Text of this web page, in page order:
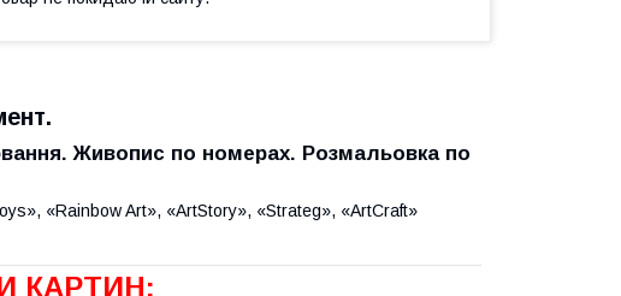
Живопис по номерах. Розмальовка по
«Rainbow Art», «ArtStory», «Strateg», «ArtCraft»
КАРТИН: